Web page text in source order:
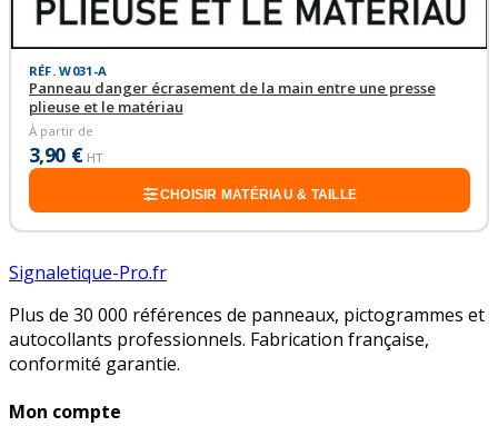
RÉF. W031-A
Panneau danger écrasement de la main entre une presse
plieuse et le matériau
À partir de
3,90 € HT
CHOISIR MATÉRIAU & TAILLE
Signaletique-Pro.fr
Plus de 30 000 références de panneaux, pictogrammes et
autocollants professionnels. Fabrication française,
conformité garantie.
Mon compte